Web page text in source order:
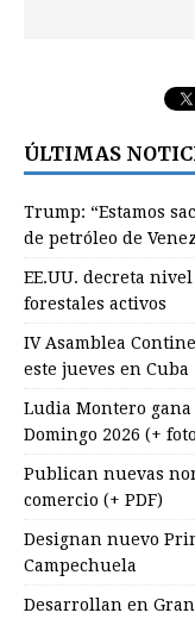
ÚLTIMAS
Trump: “Estamos
de petróleo de
EE.UU. decreta
forestales activos
IV Asamblea
este jueves en Cuba
Ludia Montero gana
Domingo 2026 (+
Publican nuevas
comercio (+ PDF)
Designan nuevo
Campechuela
Desarrollan en